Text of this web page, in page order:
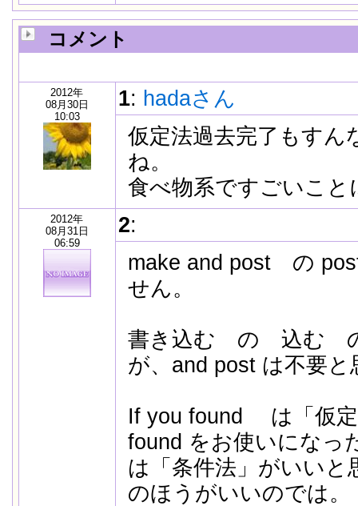
コメント
2012年
08月30日
10:03
1: hadaさん
仮定法過去完了もすん
ね。
食べ物系ですごいこと
2012年
08月31日
06:59
2:
make and post の
せん。
書き込む の 込む の
が、and post は不要と
If you found は「仮定
found をお使いになっ
は「条件法」がいい
のほうがいいのでは。